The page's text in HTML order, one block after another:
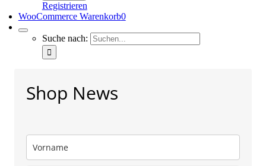
Registrieren
WooCommerce Warenkorb0
Suche nach:
Shop News